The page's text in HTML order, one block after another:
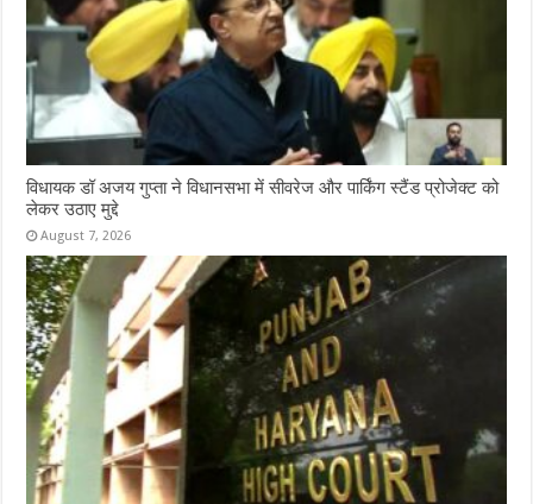
विधायक डॉ अजय गुप्ता ने विधानसभा में सीवरेज और पार्किंग स्टैंड प्रोजेक्ट को
लेकर उठाए मुद्दे
August 7, 2026